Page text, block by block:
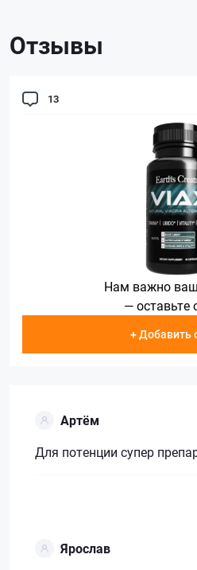
Отзывы
13
Нам важно
— оставьте
+ Добавить
Артём
Для потенции супер
Ярослав